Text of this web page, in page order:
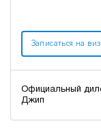
Записаться на
Официальный
Джип